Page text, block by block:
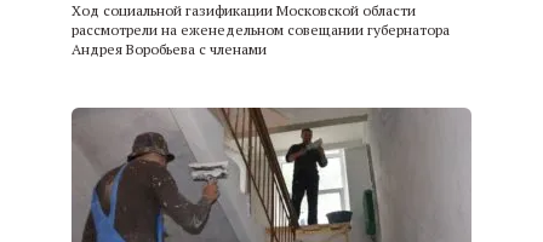
Ход социальной газификации Московской области
рассмотрели на еженедельном совещании губернатора
Андрея Воробьева с членами